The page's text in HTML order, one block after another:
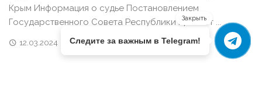
Крым Информация о судье Постановлением
Государственного Совета Республики Крым от ...
12.03.2024
Закрыть
Следите за важным в Telegram!